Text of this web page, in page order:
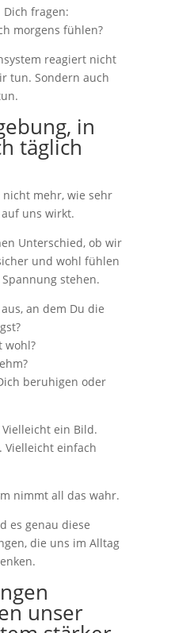
fragen:
morgens fühlen?
reagiert nicht
tun. Sondern auch
in
täglich
mehr, wie sehr
uns wirkt.
Unterschied, ob wir
und wohl fühlen
stehen.
an dem Du die
wohl?
beruhigen oder
ein Bild.
Vielleicht einfach
nimmt all das wahr.
es genau diese
die uns im Alltag
unser